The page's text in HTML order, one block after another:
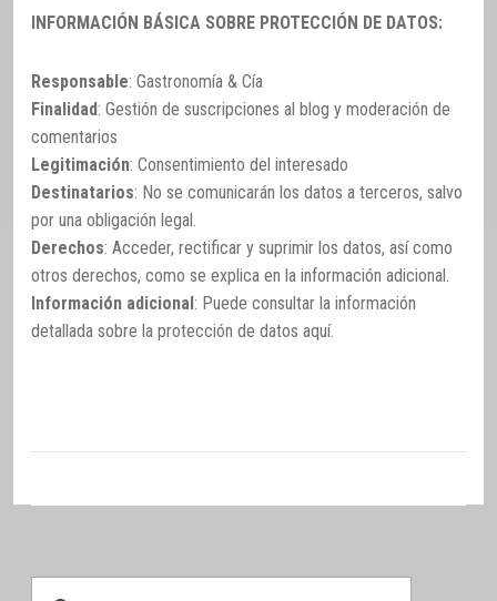
INFORMACIÓN BÁSICA SOBRE PROTECCIÓN DE DATOS:
Responsable: Gastronomía & Cía
Finalidad: Gestión de suscripciones al blog y moderación de
comentarios
Legitimación: Consentimiento del interesado
Destinatarios: No se comunicarán los datos a terceros, salvo
por una obligación legal.
Derechos: Acceder, rectificar y suprimir los datos, así como
otros derechos, como se explica en la información adicional.
Información adicional: Puede consultar la información
detallada sobre la protección de datos aquí.